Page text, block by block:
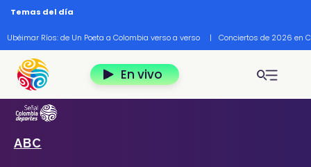
Pasar al contenido principal
Temas del día
Ubéimar Ríos: de Un Poeta a Colombia verso a verso | Conciertos de 2026 en
En vivo
ABC
Home